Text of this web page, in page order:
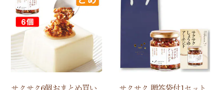
サクサク6個おまとめ買い サクサク 贈答袋付1セット